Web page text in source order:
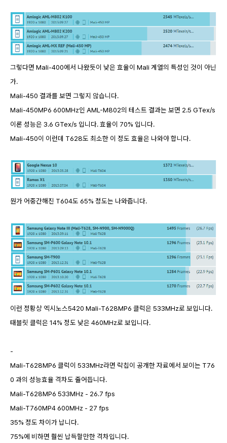
그렇다면 Mali-400에서 나왔듯이 낮은 효율이 Mali 계열의 특성인 것이 아닌
가.
Mali-450 결과를 보면 그렇지 않습니다.
Mali-450MP6 600MHz인 AML-M802의 테스트 결과는 보면 2.5 GTex/s
이론 성능은 3.6 GTex/s 입니다. 효율이 70% 입니다.
Mali-450이 이런데 T628도 최소한 이 정도 효율은 나와야 합니다.
뭔가 어중간해진 T604도 65% 정도는 나와줍니다.
이런 정황상 엑시노스5420 Mali-T628MP6 클럭은 533MHz로 보입니다.
태블릿 클럭은 14% 정도 낮은 460MHz로 보입니다.
-
Mali-T628MP6 클럭이 533MHz라면 락칩이 공개한 자료에서 보이는 T76
0 과의 성능효율 격차도 줄어듭니다.
Mali-T628MP6 533MHz - 26.7 fps
Mali-T760MP4 600MHz - 27 fps
35% 정도 차이가 납니다.
75%에 비하면 훨씬 납득할만한 격차입니다.